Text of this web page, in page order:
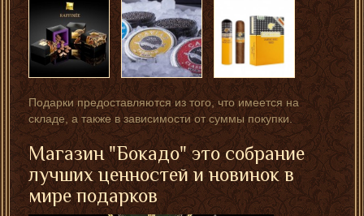
Подарки предоставляются из того, что имеется на
складе, а также в зависимости от суммы покупки.
Магазин "Бокадо" это собрание
лучших ценностей и новинок в
мире подарков